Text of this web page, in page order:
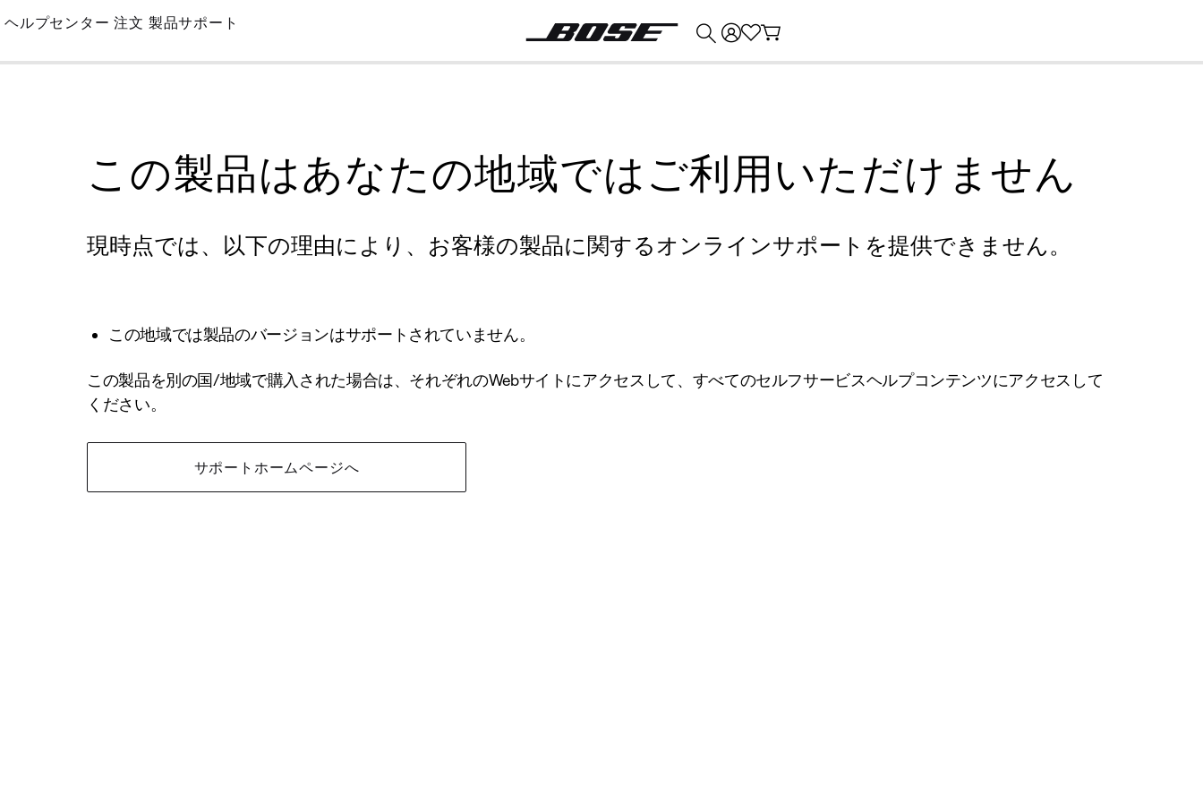
Skip
Main
ヘルプセンター 注文 製品サポート
この製品はあなたの地域ではご利用いただけません
現時点では、以下の理由により、お客様の製品に関するオンラインサポートを提供できません。
この地域では製品のバージョンはサポートされていません。
この製品を別の国/地域で購入された場合は、それぞれのWebサイトにアクセスして、すべてのセルフサービスヘルプコンテンツにアクセスして
ください。
サポートホームページへ